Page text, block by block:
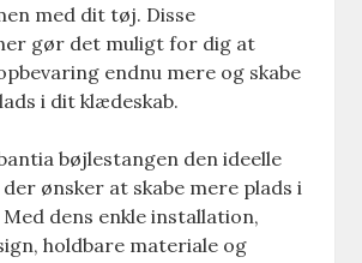
med dit tøj. Disse
gør det muligt for dig at
endnu mere og skabe
i dit klædeskab.
bøjlestangen den ideelle
ønsker at skabe mere plads i
dens enkle installation,
holdbare materiale og